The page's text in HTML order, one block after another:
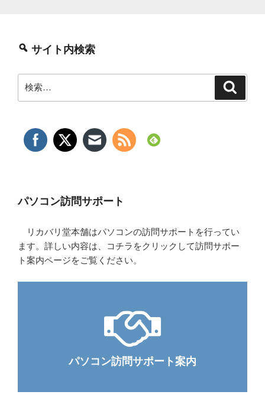
サイト内検索
索:
パソコン訪問サポート
リカバリ堂本舗はパソコンの訪問サポートを行ってい
ます。詳しい内容は、コチラをクリックして訪問サポー
ト案内ページをご覧ください。
パソコン訪問サポート案内